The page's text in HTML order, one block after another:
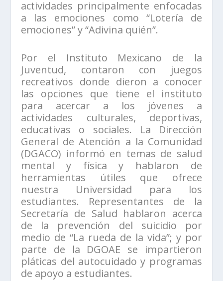
actividades principalmente enfocadas
a las emociones como “Lotería de
emociones” y “Adivina quién”.
Por el Instituto Mexicano de la
Juventud, contaron con juegos
recreativos donde dieron a conocer
las opciones que tiene el instituto
para acercar a los jóvenes a
actividades culturales, deportivas,
educativas o sociales. La Dirección
General de Atención a la Comunidad
(DGACO) informó en temas de salud
mental y física y hablaron de
herramientas útiles que ofrece
nuestra Universidad para los
estudiantes. Representantes de la
Secretaría de Salud hablaron acerca
de la prevención del suicidio por
medio de “La rueda de la vida”; y por
parte de la DGOAE se impartieron
pláticas del autocuidado y programas
de apoyo a estudiantes.